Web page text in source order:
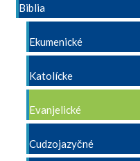
Biblia
Ekumenické
Katolícke
Evanjelické
Cudzojazyčné